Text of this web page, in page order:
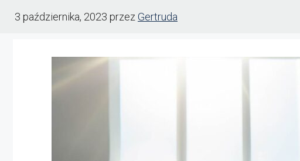
3 października, 2023 przez Gertruda